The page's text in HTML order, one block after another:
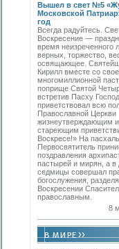
Вышел в свет №5
Московской
год
Всегда радуйтесь.
Воскресение —
время неизреченного
верных, торжество,
освящающее.
Кирилл вместе со
многомиллионной
поприще Святой
встретив Пасху
приветствовал всю
Православной Церкви
жизнеутверждающим и
стареющим
Воскресе!» На
Первосвятитель
поздравления
пастырей и мирян, а в
седмицы совершал
богослужения,
Воскресении
православным.
8